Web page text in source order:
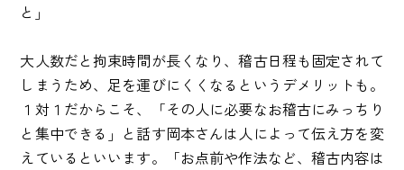
と」
大人数だと拘束時間が長くなり、稽古日程も固定されて
しまうため、足を運びにくくなるというデメリットも。
１対１だからこそ、「その人に必要なお稽古にみっちり
と集中できる」と話す岡本さんは人によって伝え方を変
えているといいます。「お点前や作法など、稽古内容は